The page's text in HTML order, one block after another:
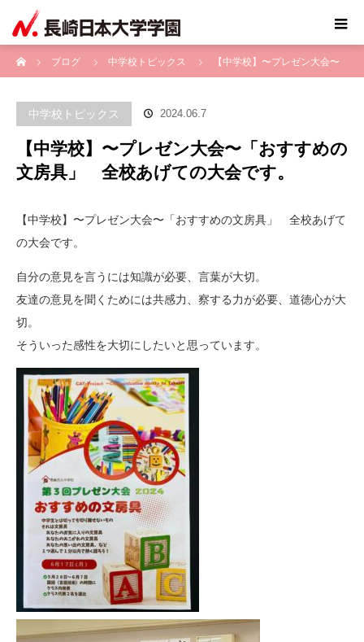
ブログ
中学校トピックス 【中学校】〜プレゼン大会〜
中学校トピックス 2024.06.7
【中学校】〜プレゼン大会〜「おすすめの
文房具」 全校あげての大会です。
【中学校】〜プレゼン大会〜「おすすめの文房具」 全校あげて
の大会です。
自分の意見を言うには知識が必要、言葉が大切。
友達の意見を聞くためには共感力、察する力が必要、道徳心が大
切。
そういった感性を大切にしたいと思っています。